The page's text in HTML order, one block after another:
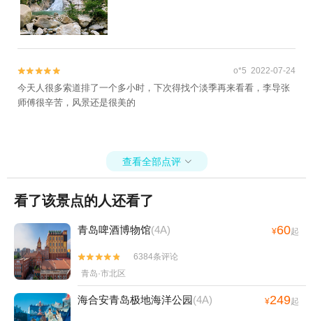

 o*5 2022-07-24
今天人很多索道排了一个多小时，下次得找个淡季再来看看，李导张
师傅很辛苦，风景还是很美的
查看全部点评 
看了该景点的人还看了
青岛啤酒博物馆(4A) ¥60起


6384条评论
青岛·市北区
海合安青岛极地海洋公园(4A) ¥249起